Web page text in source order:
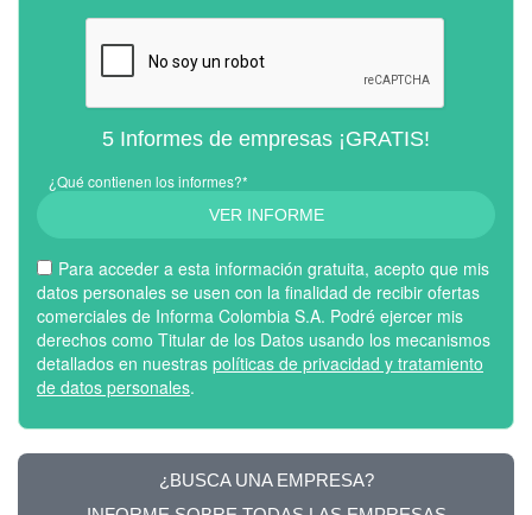
5 Informes de empresas ¡GRATIS!
¿Qué contienen los informes?*
VER INFORME
Para acceder a esta información gratuita, acepto que mis
datos personales se usen con la finalidad de recibir ofertas
comerciales de Informa Colombia S.A. Podré ejercer mis
derechos como Titular de los Datos usando los mecanismos
detallados en nuestras políticas de privacidad y tratamiento
de datos personales.
¿BUSCA UNA EMPRESA?